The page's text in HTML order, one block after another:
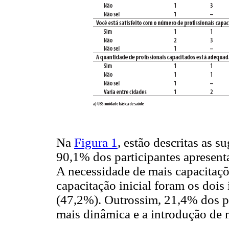
Na Figura 1 , estão descritas as
90,1% dos participantes
A necessidade de mais
capacitação inicial foram os
(47,2%). Outrossim, 21,4% dos
mais dinâmica e a introdução de